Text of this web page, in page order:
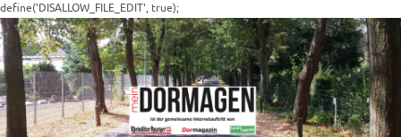
define('DISALLOW_FILE_EDIT', true);
Inhalt
springen